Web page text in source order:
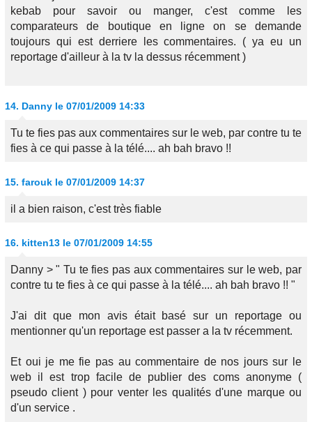
kebab pour savoir ou manger, c'est comme les
comparateurs de boutique en ligne on se demande
toujours qui est derriere les commentaires. ( ya eu un
reportage d'ailleur à la tv la dessus récemment )
14. Danny le 07/01/2009 14:33
Tu te fies pas aux commentaires sur le web, par contre tu te
fies à ce qui passe à la télé.... ah bah bravo !!
15. farouk le 07/01/2009 14:37
il a bien raison, c'est très fiable
16. kitten13 le 07/01/2009 14:55
Danny > " Tu te fies pas aux commentaires sur le web, par
contre tu te fies à ce qui passe à la télé.... ah bah bravo !! "
J'ai dit que mon avis était basé sur un reportage ou
mentionner qu'un reportage est passer a la tv récemment.
Et oui je me fie pas au commentaire de nos jours sur le
web il est trop facile de publier des coms anonyme (
pseudo client ) pour venter les qualités d'une marque ou
d'un service .